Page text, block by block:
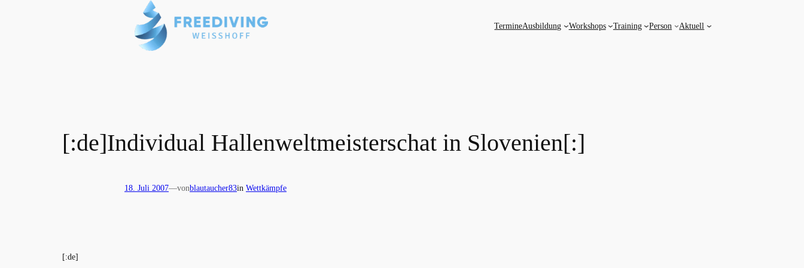
TermineAusbildung Workshops Training Person Aktuell
[:de]Individual Hallenweltmeisterschat in Slovenien[:]
18. Juli 2007—vonblautaucher83in Wettkämpfe
[:de]